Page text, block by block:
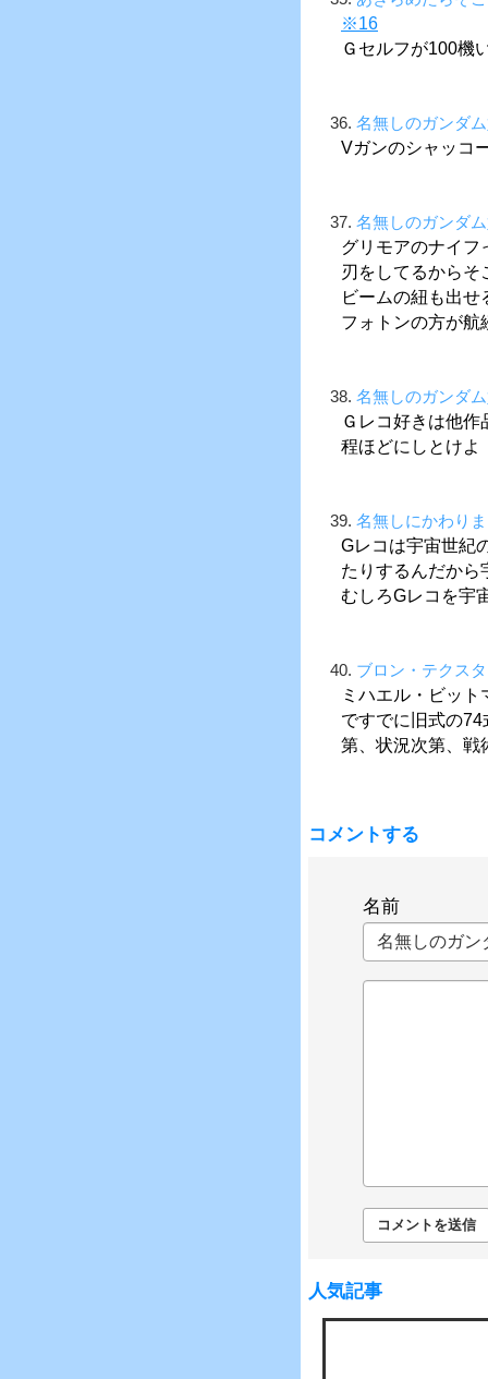
※16
Ｇセルフが100機
36. 名無しのガンダ
Vガンのシャッコ
37. 名無しのガンダ
グリモアのナイフ
刃をしてるから
ビームの紐も出
フォトンの方が航
38. 名無しのガンダ
Ｇレコ好きは他
程ほどにしとけよ
39. 名無しにかわり
Gレコは宇宙世紀
たりするんだから
むしろGレコを宇
40. ブロン・テクス
ミハエル・ビッ
ですでに旧式の
第、状況次第、戦
コメントする
名前
人気記事